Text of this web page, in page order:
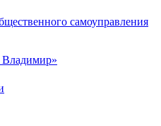
самоуправления